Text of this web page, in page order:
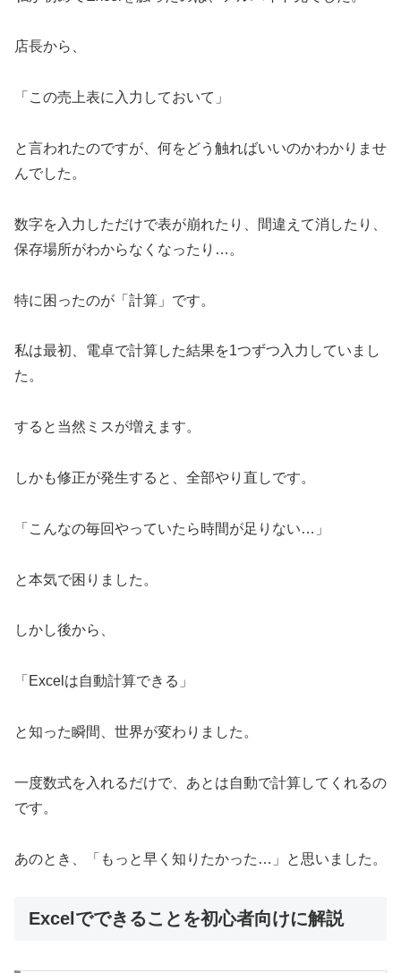
店長から、
「この売上表に入力しておいて」
と言われたのですが、何をどう触ればいいのかわかりませ
んでした。
数字を入力しただけで表が崩れたり、間違えて消したり、
保存場所がわからなくなったり…。
特に困ったのが「計算」です。
私は最初、電卓で計算した結果を1つずつ入力していまし
た。
すると当然ミスが増えます。
しかも修正が発生すると、全部やり直しです。
「こんなの毎回やっていたら時間が足りない…」
と本気で困りました。
しかし後から、
「Excelは自動計算できる」
と知った瞬間、世界が変わりました。
一度数式を入れるだけで、あとは自動で計算してくれるの
です。
あのとき、「もっと早く知りたかった…」と思いました。
Excelでできることを初心者向けに解説